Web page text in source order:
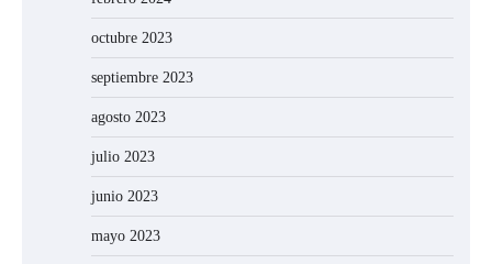
octubre 2023
septiembre 2023
agosto 2023
julio 2023
junio 2023
mayo 2023